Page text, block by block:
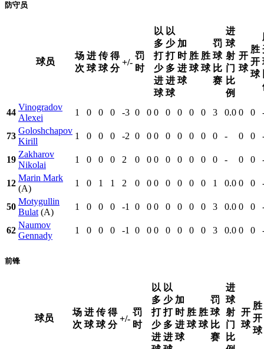
防守员
球员
场
次
进
球
传
球
得
分
+/-
罚
时
以
多
打
少
进
球
以
少
打
多
进
球
加
时
进
球
胜
球
胜
球
罚
球
比
赛
进
球
射
门
比
例
开
球
胜
开
球
44
Vinogradov
Alexei
1 0 0 0 -3 0 0 0 0 0 0 0 3 0.0 0 0
73
Goloshchapov
Kirill
1 0 0 0 -2 0 0 0 0 0 0 0 0 - 0 0
19
Zakharov
Nikolai
1 0 0 0 2 0 0 0 0 0 0 0 0 - 0 0
12
Marin Mark
(A)
1 0 1 1 2 0 0 0 0 0 0 0 1 0.0 0 0
50
Motygullin
Bulat (A)
1 0 0 0 -1 0 0 0 0 0 0 0 3 0.0 0 0
62
Naumov
Gennady
1 0 0 0 -1 0 0 0 0 0 0 0 3 0.0 0 0
前锋
球员
场
次
进
球
传
球
得
分
+/-
罚
时
以
多
打
少
进
以
少
打
多
进
加
时
进
球
胜
球
胜
球
罚
球
比
赛
进
球
射
门
比
开
球
胜
开
球